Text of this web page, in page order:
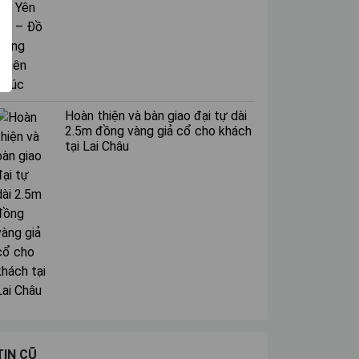
Hoàn thiện và bàn giao đại tự dài
2.5m đồng vàng giả cổ cho khách
tại Lai Châu
CŨ